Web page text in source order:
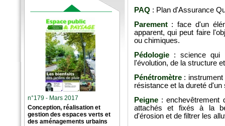
n°179 - Mars 2017
Conception, réalisation et
gestion des espaces verts et
des aménagements urbains
PAQ : Plan d'Assurance
Parement: face d'un
apparent, qui peut faire
ou chimiques.
Pédologie: science qui
l'évolution, de la structure
Pénétromètre: instrument
résistance et la dureté d'un
Peigne: enchevêtrement
attachés et fixés à la
d'érosion et de filtrer les